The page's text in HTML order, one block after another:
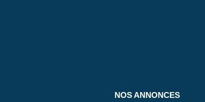
NOS ANNONCES